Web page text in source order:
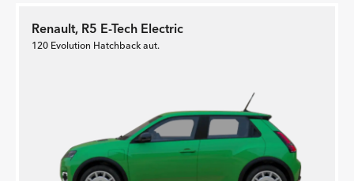
Renault, R5 E-Tech Electric
120 Evolution Hatchback aut.